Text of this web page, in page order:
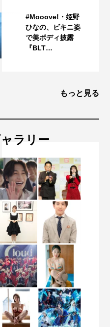
#Mooove!・姫野
ひなの、ビキニ姿
で美ボディ披露
『BLT…
もっと見る
ラリー